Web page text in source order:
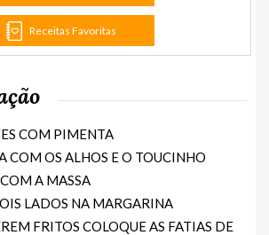
Receitas Favoritas
COM PIMENTA
COM OS ALHOS E O TOUCINHO
A MASSA
LADOS NA MARGARINA
FRITOS COLOQUE AS FATIAS DE